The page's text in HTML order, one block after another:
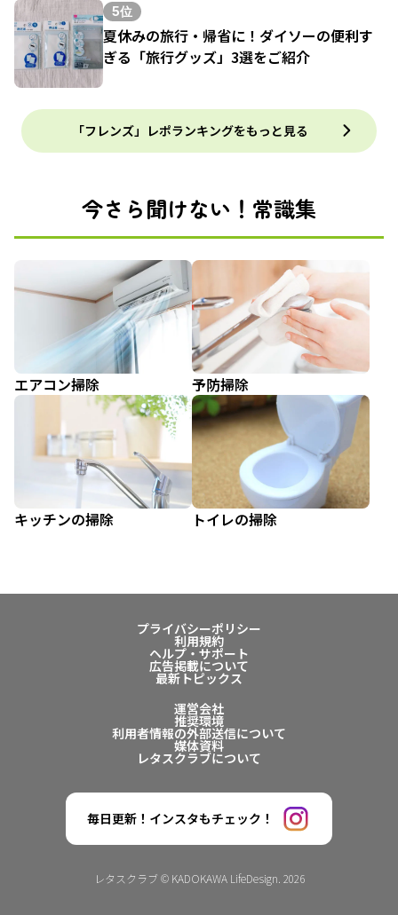
5位
夏休みの旅行・帰省に！ダイソーの便利す
ぎる「旅行グッズ」3選をご紹介
「フレンズ」レポランキングをもっと見る
今さら聞けない！常識集
エアコン掃除 予防掃除
キッチンの掃除 トイレの掃除
プライバシーポリシー
利用規約
ヘルプ・サポート
広告掲載について
最新トピックス
運営会社
推奨環境
利用者情報の外部送信について
媒体資料
レタスクラブについて
毎日更新！インスタもチェック！
レタスクラブ © KADOKAWA LifeDesign. 2026